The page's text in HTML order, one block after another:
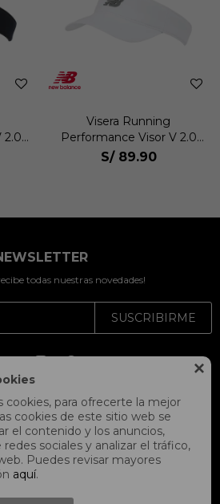

cookies, para ofrecerte la mejor
cookies de este sitio web se
el contenido y los anuncios,
sociales y analizar el tráfico,
Puedes revisar mayores
aquí.
2.0
Visera Running
Performance Visor V 2.0
Unisex
S/ 89.90
todas nuestras novedades!
SUSCRIBIRME